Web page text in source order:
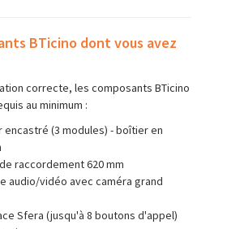
BTicino dont vous avez
correcte, les composants BTicino
au minimum :
encastré (3 modules) - boîtier en
raccordement 620 mm
audio/vidéo avec caméra grand
Sfera (jusqu'à 8 boutons d'appel)